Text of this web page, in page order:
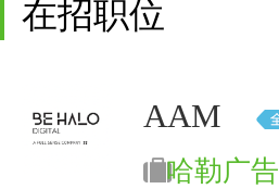
在招职位
AAM
哈勒广告